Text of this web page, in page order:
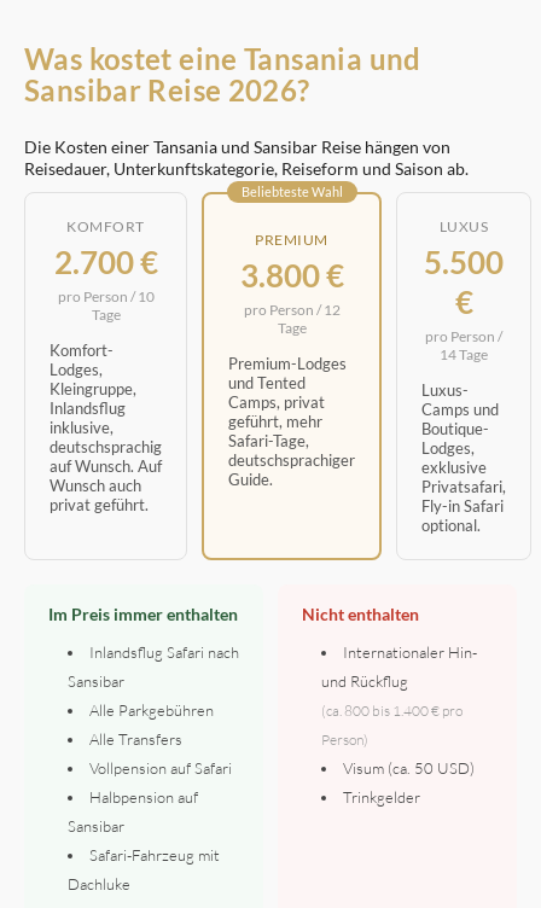
Was kostet eine Tansania und
Sansibar Reise 2026?
Die Kosten einer Tansania und Sansibar Reise hängen von
Reisedauer, Unterkunftskategorie, Reiseform und Saison ab.
KOMFORT
2.700 €
pro Person / 10
Tage
Komfort-
Lodges,
Kleingruppe,
Inlandsflug
inklusive,
deutschsprachig
auf Wunsch. Auf
Wunsch auch
privat geführt.
Beliebteste Wahl
PREMIUM
3.800 €
pro Person / 12
Tage
Premium-Lodges
und Tented
Camps, privat
geführt, mehr
Safari-Tage,
deutschsprachiger
Guide.
LUXUS
5.500
€
pro Person /
14 Tage
Luxus-
Camps und
Boutique-
Lodges,
exklusive
Privatsafari,
Fly-in Safari
optional.
Im Preis immer enthalten
Inlandsflug Safari nach
Sansibar
Alle Parkgebühren
Alle Transfers
Vollpension auf Safari
Halbpension auf
Sansibar
Safari-Fahrzeug mit
Dachluke
Nicht enthalten
Internationaler Hin-
und Rückflug
(ca. 800 bis 1.400 € pro
Person)
Visum (ca. 50 USD)
Trinkgelder